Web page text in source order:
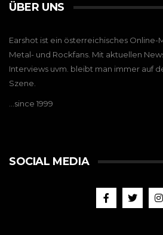
ÜBER UNS
Earshot ist ein österreichisches Online-
Metal- und Rockfans. Mit aktuellen
Interviews uvm. bleibt man immer auf
Szene.
…since 1999
SOCIAL MEDIA